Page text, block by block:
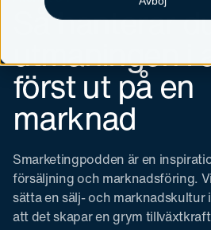
Så hanterar
utmaningen i
först ut på en
marknad
Smarketingpodden är en
försäljning och marknadsföring.
sätta en sälj- och marknadskultur
att det skapar en grym